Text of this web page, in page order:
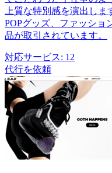
上質な特別感を演出し
POPグッズ、ファッショ
品が取引されています。
対応サービス: 12
代行を依頼